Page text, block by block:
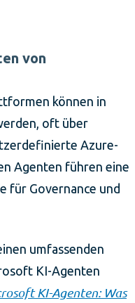
von
können in
oft über
Azure-
Agenten führen eine
für Governance und
umfassenden
KI-Agenten
KI-Agenten: Was